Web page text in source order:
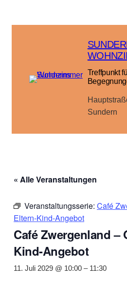
Treffpunkt
Sundern
« Alle Veranstaltungen
Veranstaltungsserie: Café
Eltern-Kind-Angebot
Café Zwergenland –
Kind-Angebot
11. Juli 2029 @ 10:00 – 11:30